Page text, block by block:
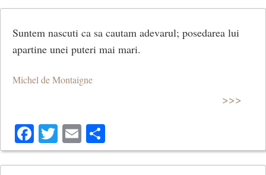
Suntem nascuti ca sa cautam adevarul; posedarea lui
apartine unei puteri mai mari.
Michel de Montaigne
>>>
Facebook
Twitter
Email